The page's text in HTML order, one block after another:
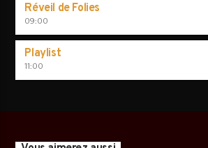
Réveil de Folies
09:00
Playlist
11:00